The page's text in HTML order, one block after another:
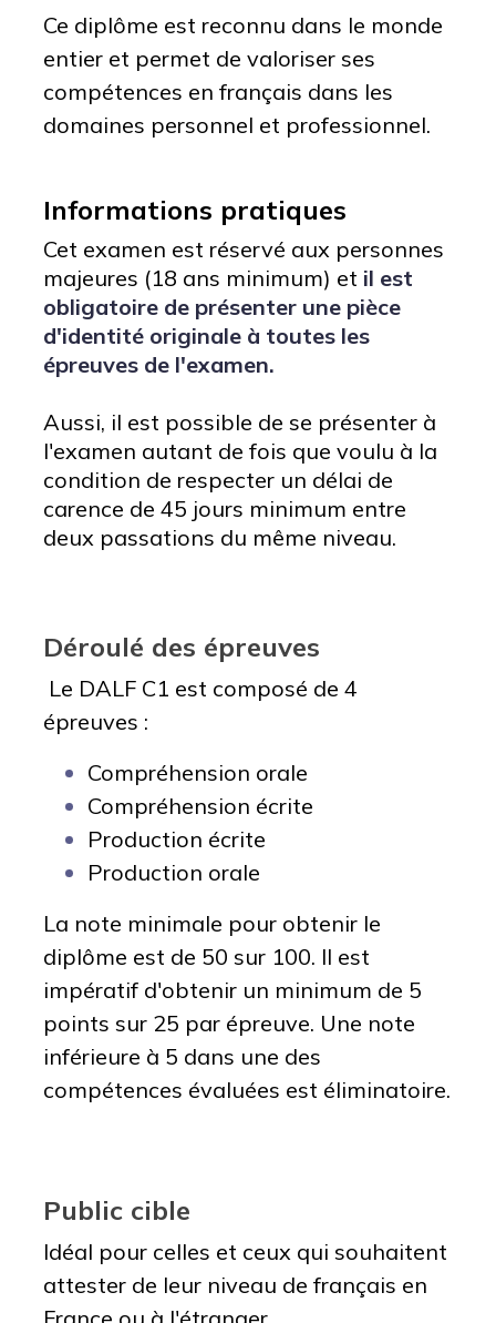
Ce diplôme est reconnu dans le monde
entier et permet de valoriser ses
compétences en français dans les
domaines personnel et professionnel.
Informations pratiques
Cet examen est réservé aux personnes
majeures (18 ans minimum) et il est
obligatoire de présenter une pièce
d'identité originale à toutes les
épreuves de l'examen.
Aussi, il est possible de se présenter à
l'examen autant de fois que voulu à la
condition de respecter un délai de
carence de 45 jours minimum entre
deux passations du même niveau.
Déroulé des épreuves
Le DALF C1 est composé de 4
épreuves :
Compréhension orale
Compréhension écrite
Production écrite
Production orale
La note minimale pour obtenir le
diplôme est de 50 sur 100. Il est
impératif d'obtenir un minimum de 5
points sur 25 par épreuve. Une note
inférieure à 5 dans une des
compétences évaluées est éliminatoire.
Public cible
Idéal pour celles et ceux qui souhaitent
attester de leur niveau de français en